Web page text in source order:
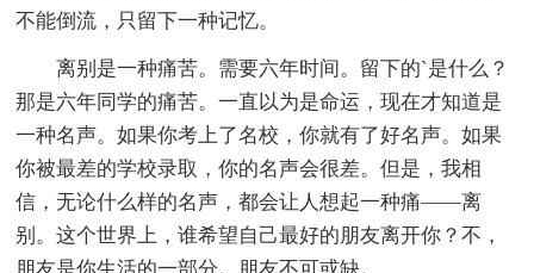
不能倒流，只留下一种记忆。
离别是一种痛苦。需要六年时间。留下的`是什么？
那是六年同学的痛苦。一直以为是命运，现在才知道是
一种名声。如果你考上了名校，你就有了好名声。如果
你被最差的学校录取，你的名声会很差。但是，我相
信，无论什么样的名声，都会让人想起一种痛——离
别。这个世界上，谁希望自己最好的朋友离开你？不，
朋友是你生活的一部分。朋友不可或缺。